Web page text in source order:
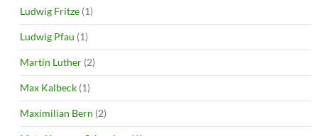
Ludwig Fritze (1)
Ludwig Pfau (1)
Martin Luther (2)
Max Kalbeck (1)
Maximilian Bern (2)